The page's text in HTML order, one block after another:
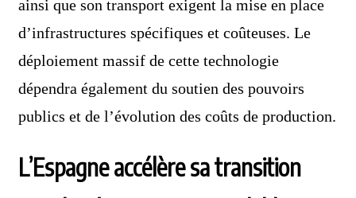
ainsi que son transport exigent la mise en place
d’infrastructures spécifiques et coûteuses. Le
déploiement massif de cette technologie
dépendra également du soutien des pouvoirs
publics et de l’évolution des coûts de production.
L’Espagne accélère sa transition